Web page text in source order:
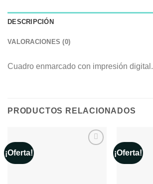
DESCRIPCIÓN
VALORACIONES (0)
Cuadro enmarcado con impresión digital.
PRODUCTOS RELACIONADOS
¡Oferta! ¡Oferta!